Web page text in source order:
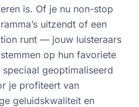
is. Of je nu non-stop
uitzendt of een
runt — jouw luisteraars
op hun favoriete
geoptimaliseerd
je profiteert van
geluidskwaliteit en